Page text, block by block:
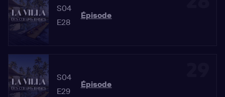
S04
E28
Épisode
S04
E29
Épisode